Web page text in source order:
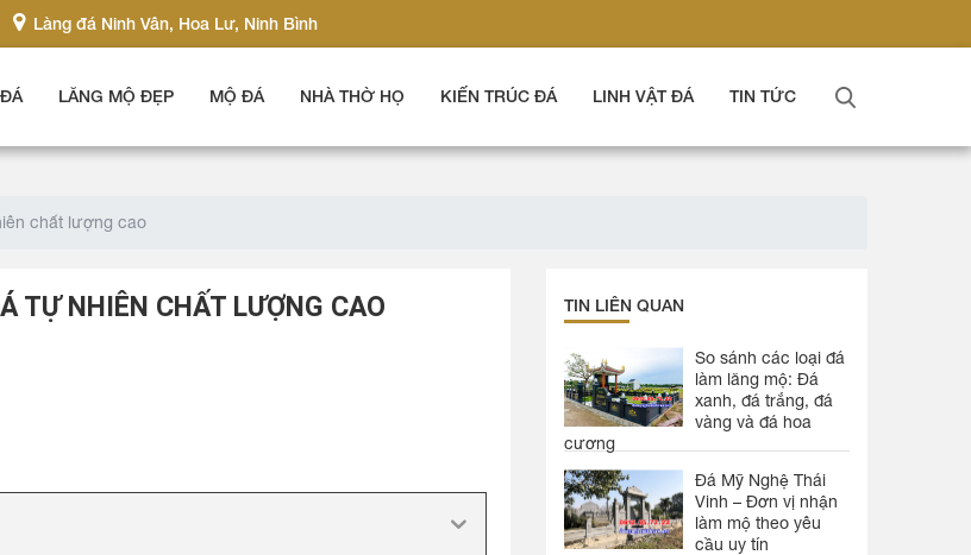
Làng đá Ninh Vân, Hoa Lư, Ninh Bình
LĂNG MỘ ĐẸP MỘ ĐÁ NHÀ THỜ HỌ KIẾN TRÚC ĐÁ LINH VẬT ĐÁ TIN TỨC
chất lượng cao
TỰ NHIÊN CHẤT LƯỢNG CAO TIN LIÊN QUAN
So sánh các loại đá
làm lăng mộ: Đá
xanh, đá trắng, đá
vàng và đá hoa
cương
Đá Mỹ Nghệ Thái
Vinh – Đơn vị nhận
làm mộ theo yêu
cầu uy tín